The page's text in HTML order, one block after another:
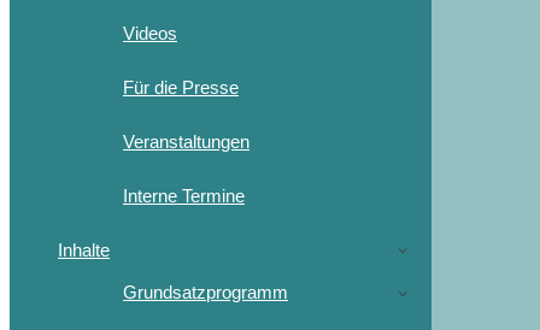
Videos
Für die Presse
Veranstaltungen
Interne Termine
Inhalte
Grundsatzprogramm